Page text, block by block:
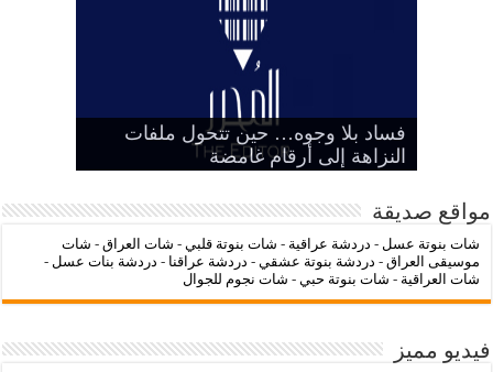
فساد بلا وجوه… حين تتحول ملفات
النزاهة إلى أرقام غامضة
بين الرمز السياسي وخطر التنازل عن
هيبة الدولة
شات عراقنا
شات بنوتة عسل
‌‌‌LC Waikiki: عنوان التسوق عبر
الإنترنت لشراء الملابس الأنيقة
مواقع صديقة
شات بنوتة عسل - دردشة عراقية - شات بنوتة قلبي- شات العراق - شات
موسيقى العراق- دردشة بنوتة عشقي- دردشة عراقنا - دردشة بنات عسل -
شات العراقية - شات بنوتة حبي- شات نجوم للجوال
فيديو مميز